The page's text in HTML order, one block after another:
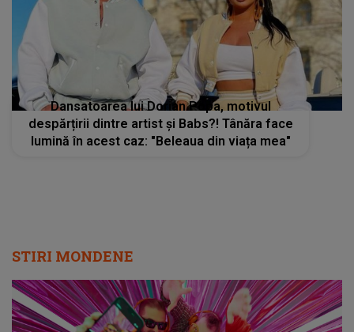
Dansatoarea lui Dorian Popa, motivul
despărțirii dintre artist și Babs?! Tânăra face
lumină în acest caz: "Beleaua din viața mea"
STIRI MONDENE